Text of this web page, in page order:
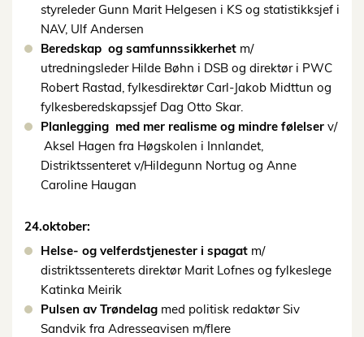
styreleder Gunn Marit Helgesen i KS og statistikksjef i
NAV, Ulf Andersen
Beredskap og samfunnssikkerhet m/
utredningsleder Hilde Bøhn i DSB og direktør i PWC
Robert Rastad, fylkesdirektør Carl-Jakob Midttun og
fylkesberedskapssjef Dag Otto Skar.
Planlegging med mer realisme og mindre følelser v/
Aksel Hagen fra Høgskolen i Innlandet,
Distriktssenteret v/Hildegunn Nortug og Anne
Caroline Haugan
24.oktober:
Helse- og velferdstjenester i spagat m/
distriktssenterets direktør Marit Lofnes og fylkeslege
Katinka Meirik
Pulsen av Trøndelag med politisk redaktør Siv
Sandvik fra Adresseavisen m/flere